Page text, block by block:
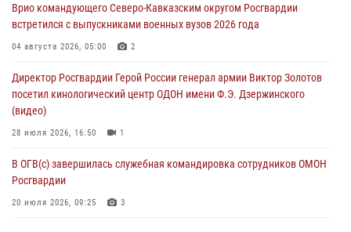
08 августа 2026, 06:15 9
День физкультурника в Уральском округе Росгвардии отметили
08 августа 2026, 06:03
Врио командующего Северо-Кавказским округом Росгвардии
встретился с выпускниками военных вузов 2026 года
04 августа 2026, 05:00 2
Директор Росгвардии Герой России генерал армии Виктор Золотов
посетил кинологический центр ОДОН имени Ф.Э. Дзержинского
(видео)
28 июля 2026, 16:50 1
В ОГВ(с) завершилась служебная командировка сотрудников ОМОН
Росгвардии
20 июля 2026, 09:25 3